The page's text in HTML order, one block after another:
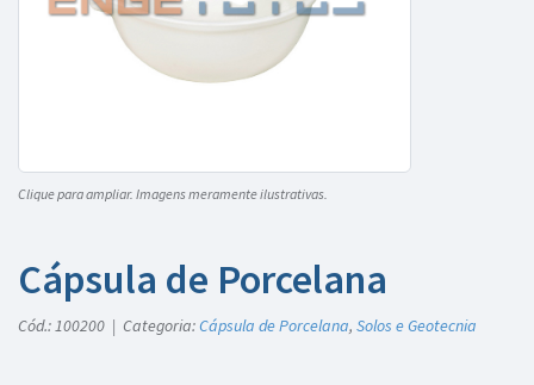
Clique para ampliar. Imagens meramente ilustrativas.
Cápsula de Porcelana
Cód.: 100200 | Categoria:Cápsula de Porcelana, Solos e Geotecnia